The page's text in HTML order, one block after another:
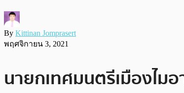
By Kittinan Jomprasert
พฤศจิกายน 3, 2021
นายกเทศมนตรีเมืองไม